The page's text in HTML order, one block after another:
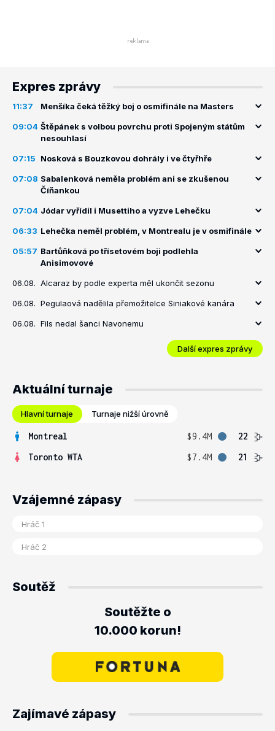
Expres zprávy
11:37 Menšíka čeká těžký boj o osmifinále na Masters
09:04 Štěpánek s volbou povrchu proti Spojeným státům
nesouhlasí
07:15 Nosková s Bouzkovou dohrály i ve čtyřhře
07:08 Sabalenková neměla problém ani se zkušenou
Číňankou
07:04 Jódar vyřídil i Musettiho a vyzve Lehečku
06:33 Lehečka neměl problém, v Montrealu je v osmifinále
05:57 Bartůňková po třísetovém boji podlehla
Anisimovové
06.08. Alcaraz by podle experta měl ukončit sezonu
06.08. Pegulaová nadělila přemožitelce Siniakové kanára
06.08. Fils nedal šanci Navonemu
Další expres zprávy
Aktuální turnaje
Hlavní turnaje Turnaje nižší úrovně
Montreal $9.4M
22
Toronto WTA
$7.4M 21
Vzájemné zápasy
Soutěž
Soutěžte o
10.000 korun!
Zajímavé zápasy